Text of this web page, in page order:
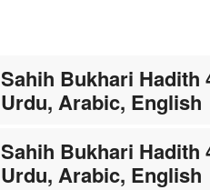
Sahih Bukhari Hadith
Urdu, Arabic, English
Sahih Bukhari Hadith
Urdu, Arabic, English